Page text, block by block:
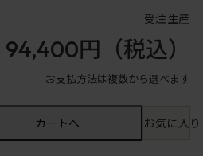
受注生産
94,400円 （税込）
お支払方法は複数から選べます
カートへ お気に入